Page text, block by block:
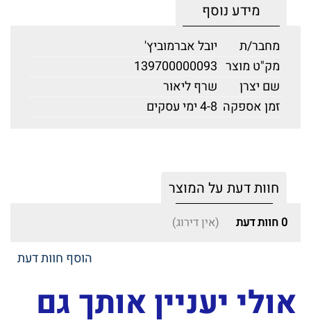
מידע נוסף
מחבר/ת
יובל אברמוביץ'
מק"ט מוצר 139700000093
שם יצרן
שרף ליאור
זמן אספקה 4-8 ימי עסקים
חוות דעת על המוצר
0 חוות דעת (אין דירוג)
הוסף חוות דעת
אולי יעניין אותך גם